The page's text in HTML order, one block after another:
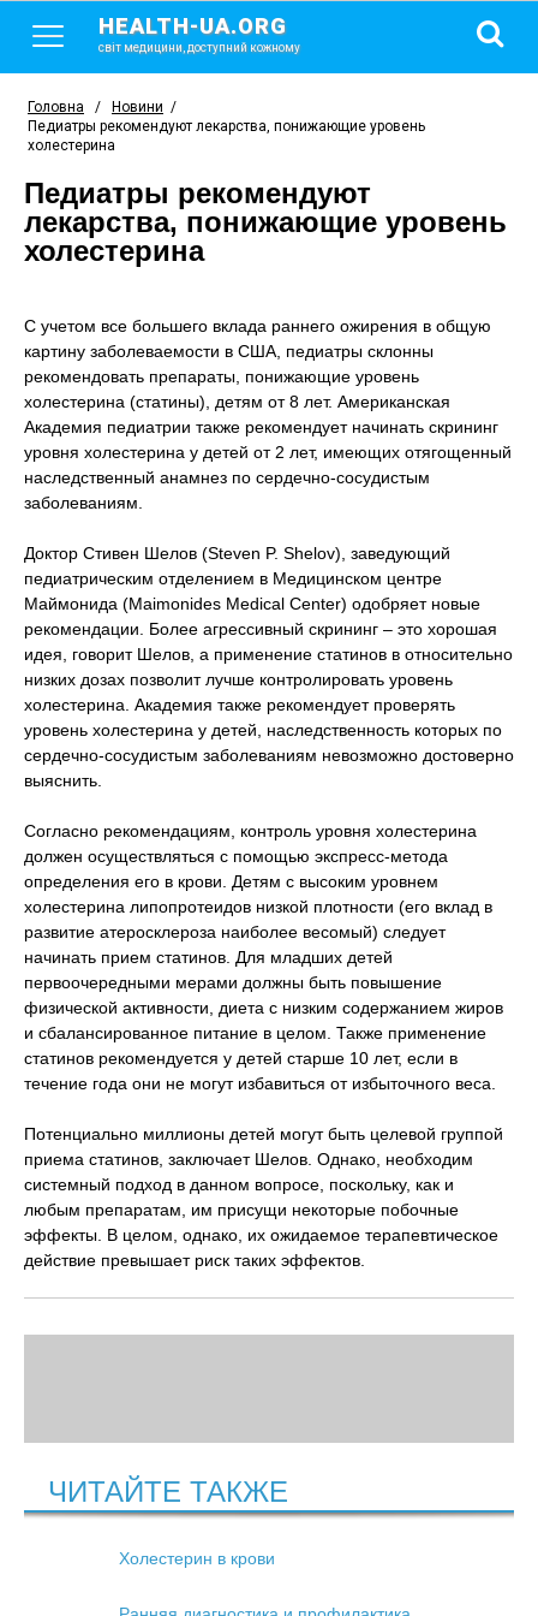
HEALTH-UA.ORG
світ медицини, доступний кожному
Головна / Новини /
Педиатры рекомендуют лекарства, понижающие уровень
холестерина
Педиатры рекомендуют
лекарства, понижающие уровень
холестерина
С учетом все большего вклада раннего ожирения в общую
картину заболеваемости в США, педиатры склонны
рекомендовать препараты, понижающие уровень
холестерина (статины), детям от 8 лет. Американская
Академия педиатрии также рекомендует начинать скрининг
уровня холестерина у детей от 2 лет, имеющих отягощенный
наследственный анамнез по сердечно-сосудистым
заболеваниям.
Доктор Стивен Шелов (Steven P. Shelov), заведующий
педиатрическим отделением в Медицинском центре
Маймонида (Maimonides Medical Center) одобряет новые
рекомендации. Более агрессивный скрининг – это хорошая
идея, говорит Шелов, а применение статинов в относительно
низких дозах позволит лучше контролировать уровень
холестерина. Академия также рекомендует проверять
уровень холестерина у детей, наследственность которых по
сердечно-сосудистым заболеваниям невозможно достоверно
выяснить.
Согласно рекомендациям, контроль уровня холестерина
должен осуществляться с помощью экспресс-метода
определения его в крови. Детям с высоким уровнем
холестерина липопротеидов низкой плотности (его вклад в
развитие атеросклероза наиболее весомый) следует
начинать прием статинов. Для младших детей
первоочередными мерами должны быть повышение
физической активности, диета с низким содержанием жиров
и сбалансированное питание в целом. Также применение
статинов рекомендуется у детей старше 10 лет, если в
течение года они не могут избавиться от избыточного веса.
Потенциально миллионы детей могут быть целевой группой
приема статинов, заключает Шелов. Однако, необходим
системный подход в данном вопросе, поскольку, как и
любым препаратам, им присущи некоторые побочные
эффекты. В целом, однако, их ожидаемое терапевтическое
действие превышает риск таких эффектов.
ЧИТАЙТЕ ТАКЖЕ
Холестерин в крови